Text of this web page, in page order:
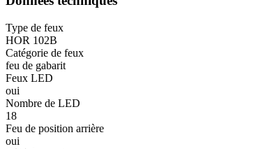
Type de feux
HOR 102B
Catégorie de feux
feu de gabarit
Feux LED
oui
Nombre de LED
18
Feu de position arrière
oui